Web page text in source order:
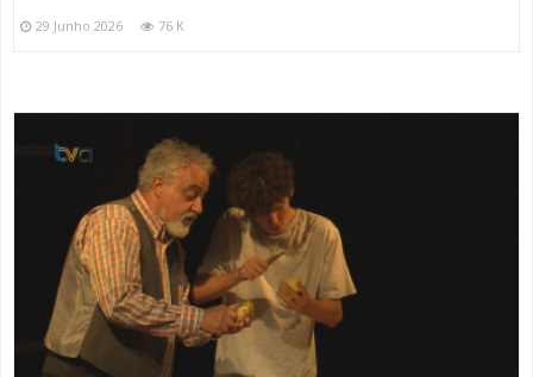
29 Junho 2026 76 K